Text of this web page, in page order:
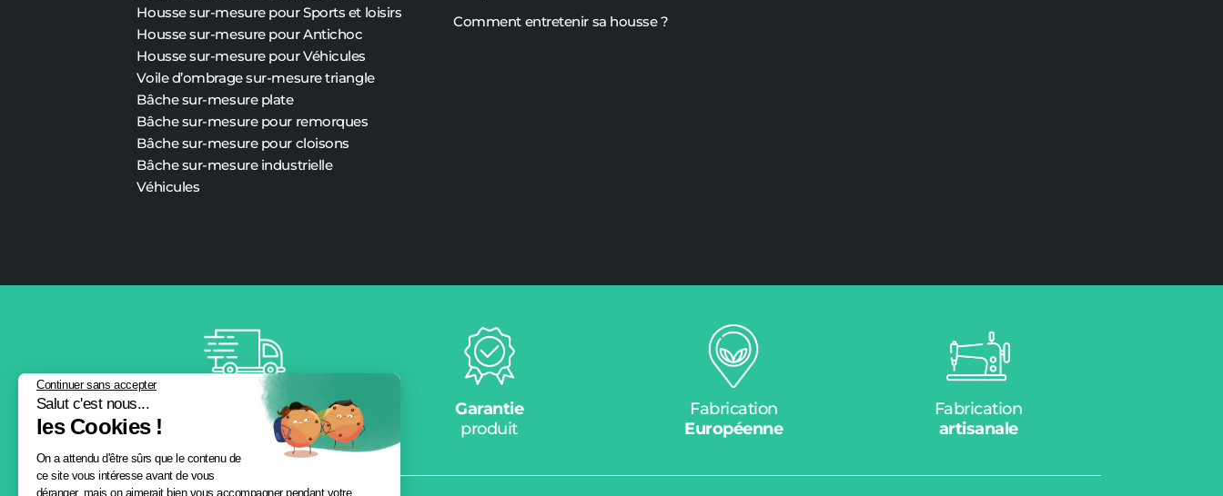
Housse sur-mesure pour Sports et loisirs
Housse sur-mesure pour Antichoc
Housse sur-mesure pour Véhicules
Voile d’ombrage sur-mesure triangle
Bâche sur-mesure plate
Bâchesur-mesurepour remorques
Bâchesur-mesurepour cloisons
Bâchesur-mesureindustrielle
Véhicules
Comment entretenir sa housse ?
Livraison
offerte
Garantie
produit
Fabrication
Européenne
Fabrication
artisanale
Continuer sans accepter
Salut c'est nous...
les Cookies !
On a attendu d'être sûrs que le contenu de
ce site vous intéresse avant de vous
déranger, mais on aimerait bien vous accompagner pendant votre